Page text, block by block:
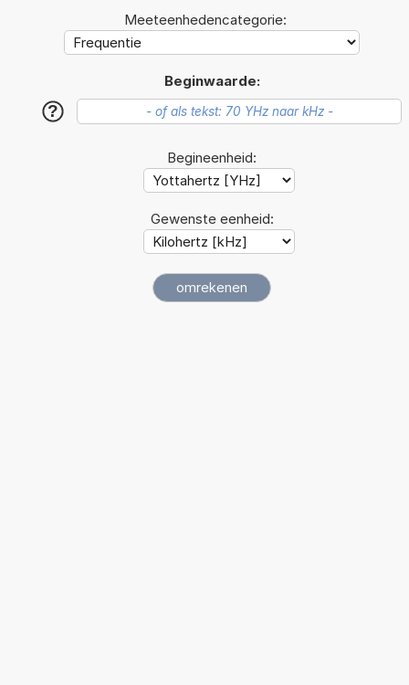
Meeteenhedencategorie:
Beginwaarde:
?
Begineenheid:
Gewenste eenheid: